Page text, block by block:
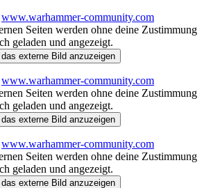
www.warhammer-community.com
Seiten werden ohne deine Zustimmung
geladen und angezeigt.
externe Bild anzuzeigen
www.warhammer-community.com
Seiten werden ohne deine Zustimmung
geladen und angezeigt.
externe Bild anzuzeigen
www.warhammer-community.com
Seiten werden ohne deine Zustimmung
geladen und angezeigt.
externe Bild anzuzeigen